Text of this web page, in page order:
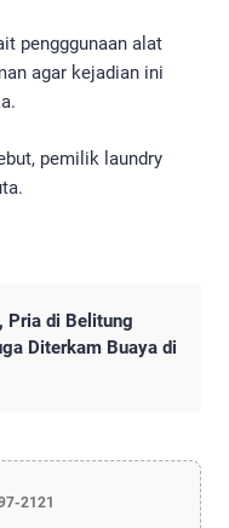
pengggunaan alat
agar kejadian ini
pemilik laundry
Pria di Belitung
Diterkam Buaya di
2121